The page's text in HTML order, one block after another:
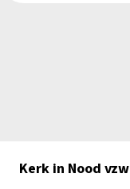
Kerk in Nood vzw